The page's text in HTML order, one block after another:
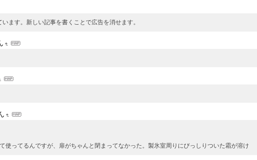
ます。新しい記事を書くことで広告を消せます。
使ってるんですが、扉がちゃんと閉まってなかった。製氷室周りにびっしりついた霜が溶け